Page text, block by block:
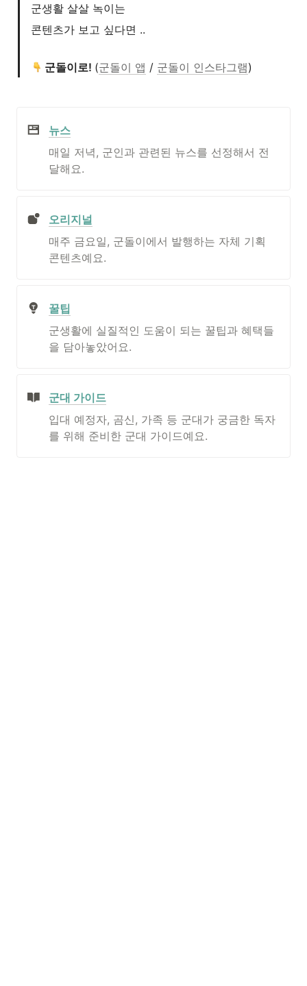
군생활 살살 녹이는
콘텐츠가 보고 싶다면 ..
군돌이로! (군돌이 앱 / 군돌이 인스타그램)
뉴스
매일 저녁, 군인과 관련된 뉴스를 선정해서 전
달해요.
오리지널
매주 금요일, 군돌이에서 발행하는 자체 기획
콘텐츠예요.
꿀팁
군생활에 실질적인 도움이 되는 꿀팁과 혜택들
을 담아놓았어요.
군대 가이드
입대 예정자, 곰신, 가족 등 군대가 궁금한 독자
를 위해 준비한 군대 가이드예요.